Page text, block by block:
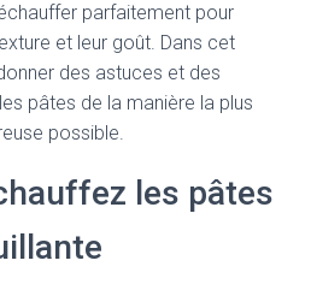
parfaitement pour
et leur goût. Dans cet
des astuces et des
pâtes de la manière la plus
possible.
les pâtes